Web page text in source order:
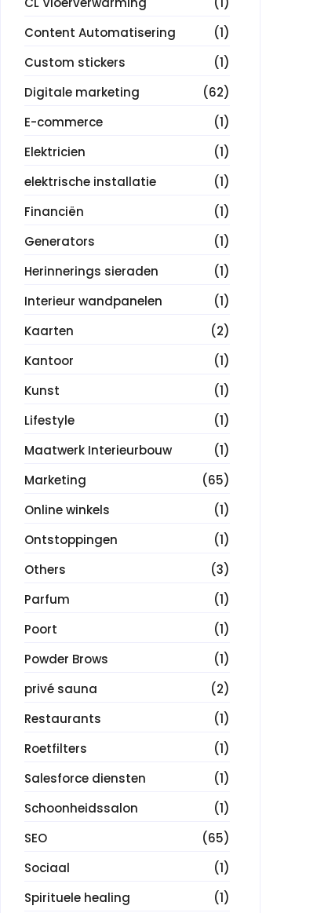
Content Automatisering
(1)
Custom stickers
(1)
Digitale marketing
(62)
E-commerce
(1)
Elektricien
(1)
elektrische installatie
(1)
Financiën
(1)
Generators
(1)
Herinnerings sieraden
(1)
Interieur wandpanelen
(1)
Kaarten
(2)
Kantoor
(1)
Kunst
(1)
Lifestyle
(1)
Maatwerk Interieurbouw
(1)
Marketing
(65)
Online winkels
(1)
Ontstoppingen
(1)
Others
(3)
Parfum
(1)
Poort
(1)
Powder Brows
(1)
privé sauna
(2)
Restaurants
(1)
Roetfilters
(1)
Salesforce diensten
(1)
Schoonheidssalon
(1)
SEO
(65)
Sociaal
(1)
Spirituele healing
(1)